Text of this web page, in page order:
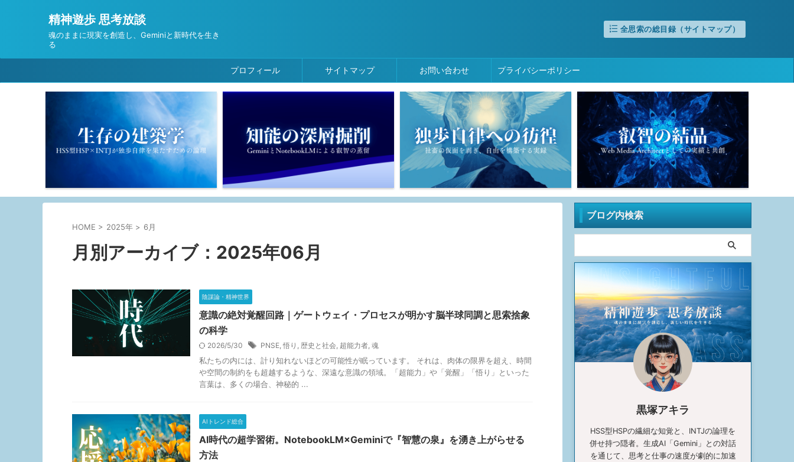
精神遊歩 思考放談
魂のままに現実を創造し、Geminiと新時代を生き
る
全思索の総目録（サイトマップ）
プロフィール サイトマップ お問い合わせ プライバシーポリシー
HOME > 2025年 > 6月
月別アーカイブ：2025年06月
陰謀論・精神世界
意識の絶対覚醒回路｜ゲートウェイ・プロセスが明かす脳半球同調と思索捨象
の科学
2026/5/30 PNSE, 悟り , 歴史と社会, 超能力者, 魂
私たちの内には、計り知れないほどの可能性が眠っています。 それは、肉体の限界を超え、時間
や空間の制約をも超越するような、深遠な意識の領域。「超能力」や「覚醒」「悟り」といった
言葉は、多くの場合、神秘的 ...
AIトレンド総合
AI時代の超学習術。NotebookLM×Geminiで『智慧の泉』を湧き上がらせる
方法
ブログ内検索
黒塚アキラ
HSS型HSPの繊細な知覚と、INTJの論理を
併せ持つ隠者。生成AI「Gemini」との対話
を通じて、思考と仕事の速度が劇的に加速